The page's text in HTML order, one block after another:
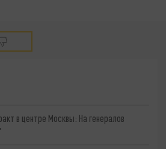
в центре Москвы: На генералов